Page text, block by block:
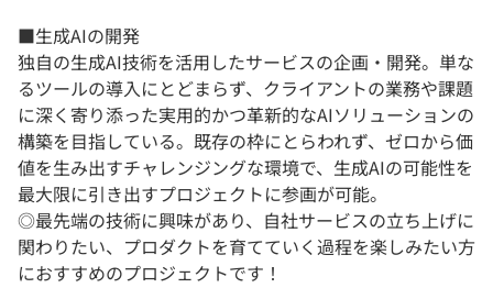
■生成AIの開発
独自の生成AI技術を活用したサービスの企画・開発。単な
るツールの導入にとどまらず、クライアントの業務や課題
に深く寄り添った実用的かつ革新的なAIソリューションの
構築を目指している。既存の枠にとらわれず、ゼロから価
値を生み出すチャレンジングな環境で、生成AIの可能性を
最大限に引き出すプロジェクトに参画が可能。
◎最先端の技術に興味があり、自社サービスの立ち上げに
関わりたい、プロダクトを育てていく過程を楽しみたい方
におすすめのプロジェクトです！